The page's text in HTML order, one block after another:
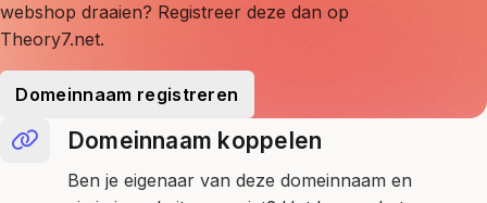
webshop draaien? Registreer deze dan op
Theory7.net.
Domeinnaam registreren
Domeinnaam koppelen
Ben je eigenaar van deze domeinnaam en